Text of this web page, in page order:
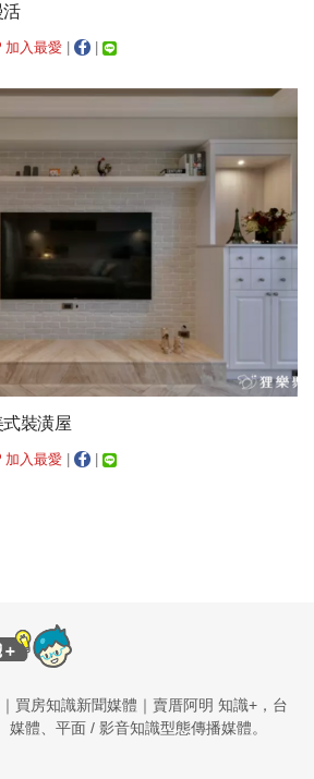
活
加入最愛
裝潢屋
加入最愛 | |
買房知識新聞媒體｜賣厝阿明 知識+，台
體、平面 / 影音知識型態傳播媒體。